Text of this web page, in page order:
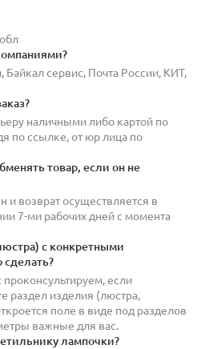
сервис, Почта России, КИТ,
наличными либо картой по
по ссылке, от юр лица по
товар, если он не
и возврат осуществляется в
7-ми рабочих дней с момента
с конкретными
сделать?
если
раздел изделия (люстра,
поле в виде под разделов
важные для вас.
лампочки?